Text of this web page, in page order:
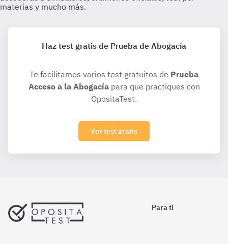
Haz test gratis de Prueba de Abogacía
Te facilitamos varios test gratuitos de Prueba
Acceso a la Abogacíapara que practiques con
OpositaTest.
Ver test gratis
Para ti